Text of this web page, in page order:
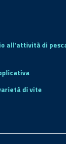
all'attività di
di vite